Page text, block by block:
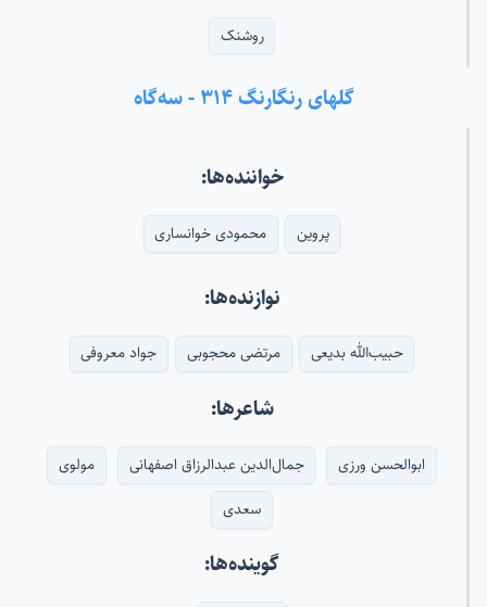
روشنک
گلهای رنگارنگ ۳۱۴ - سه‌گاه
خواننده‌ها:
پروین محمودی خوانساری
نوازنده‌ها:
حبیب‌الله بدیعی مرتضی محجوبی جواد معروفی
شاعرها:
ابوالحسن ورزی جمال‌الدین عبدالرزاق اصفهانی
مولوی
سعدی
گوینده‌ها: